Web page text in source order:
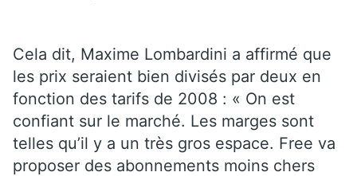
Cela dit, Maxime Lombardini a affirmé que
les prix seraient bien divisés par deux en
fonction des tarifs de 2008 : « On est
confiant sur le marché. Les marges sont
telles qu’il y a un très gros espace. Free va
proposer des abonnements moins chers